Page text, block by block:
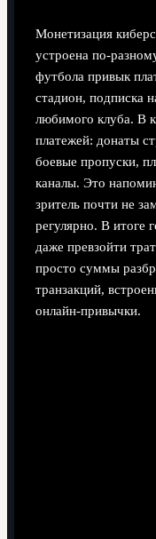
Монетизация
устроена по-
футбола привык
стадион, подписка
любимого клуба. В
платежей: донаты
боевые пропуски,
каналы. Это
зритель почти не
регулярно. В итоге
даже превзойти
просто суммы
транзакций,
онлайн‑привычки.